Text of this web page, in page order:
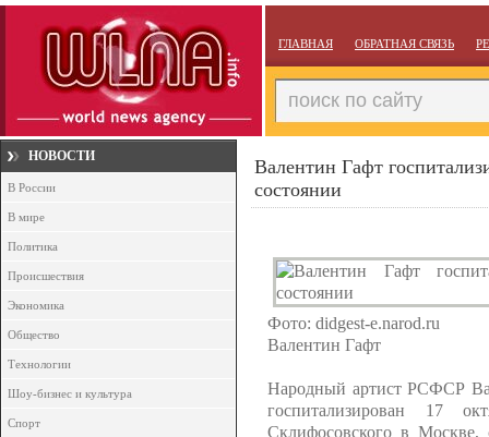
ГЛАВНАЯ ОБРАТНАЯ СВЯЗЬ
НОВОСТИ
В России
В мире
Политика
Происшествия
Экономика
Общество
Технологии
Шоу-бизнес и культура
Спорт
Валентин Гафт
состоянии
Фото: didgest-e.narod.ru
Валентин Гафт
Народный артист РСФСР
госпитализирован 17
Склифосовского в Москве,